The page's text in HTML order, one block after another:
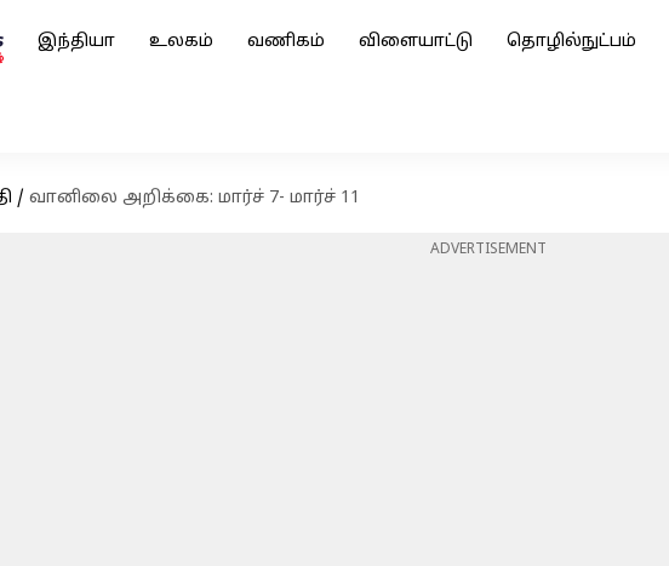
இந்தியா உலகம் வணிகம் விளையாட்டு தொழில்நுட்பம்
/ வானிலை அறிக்கை: மார்ச் 7- மார்ச் 11
ADVERTISEMENT